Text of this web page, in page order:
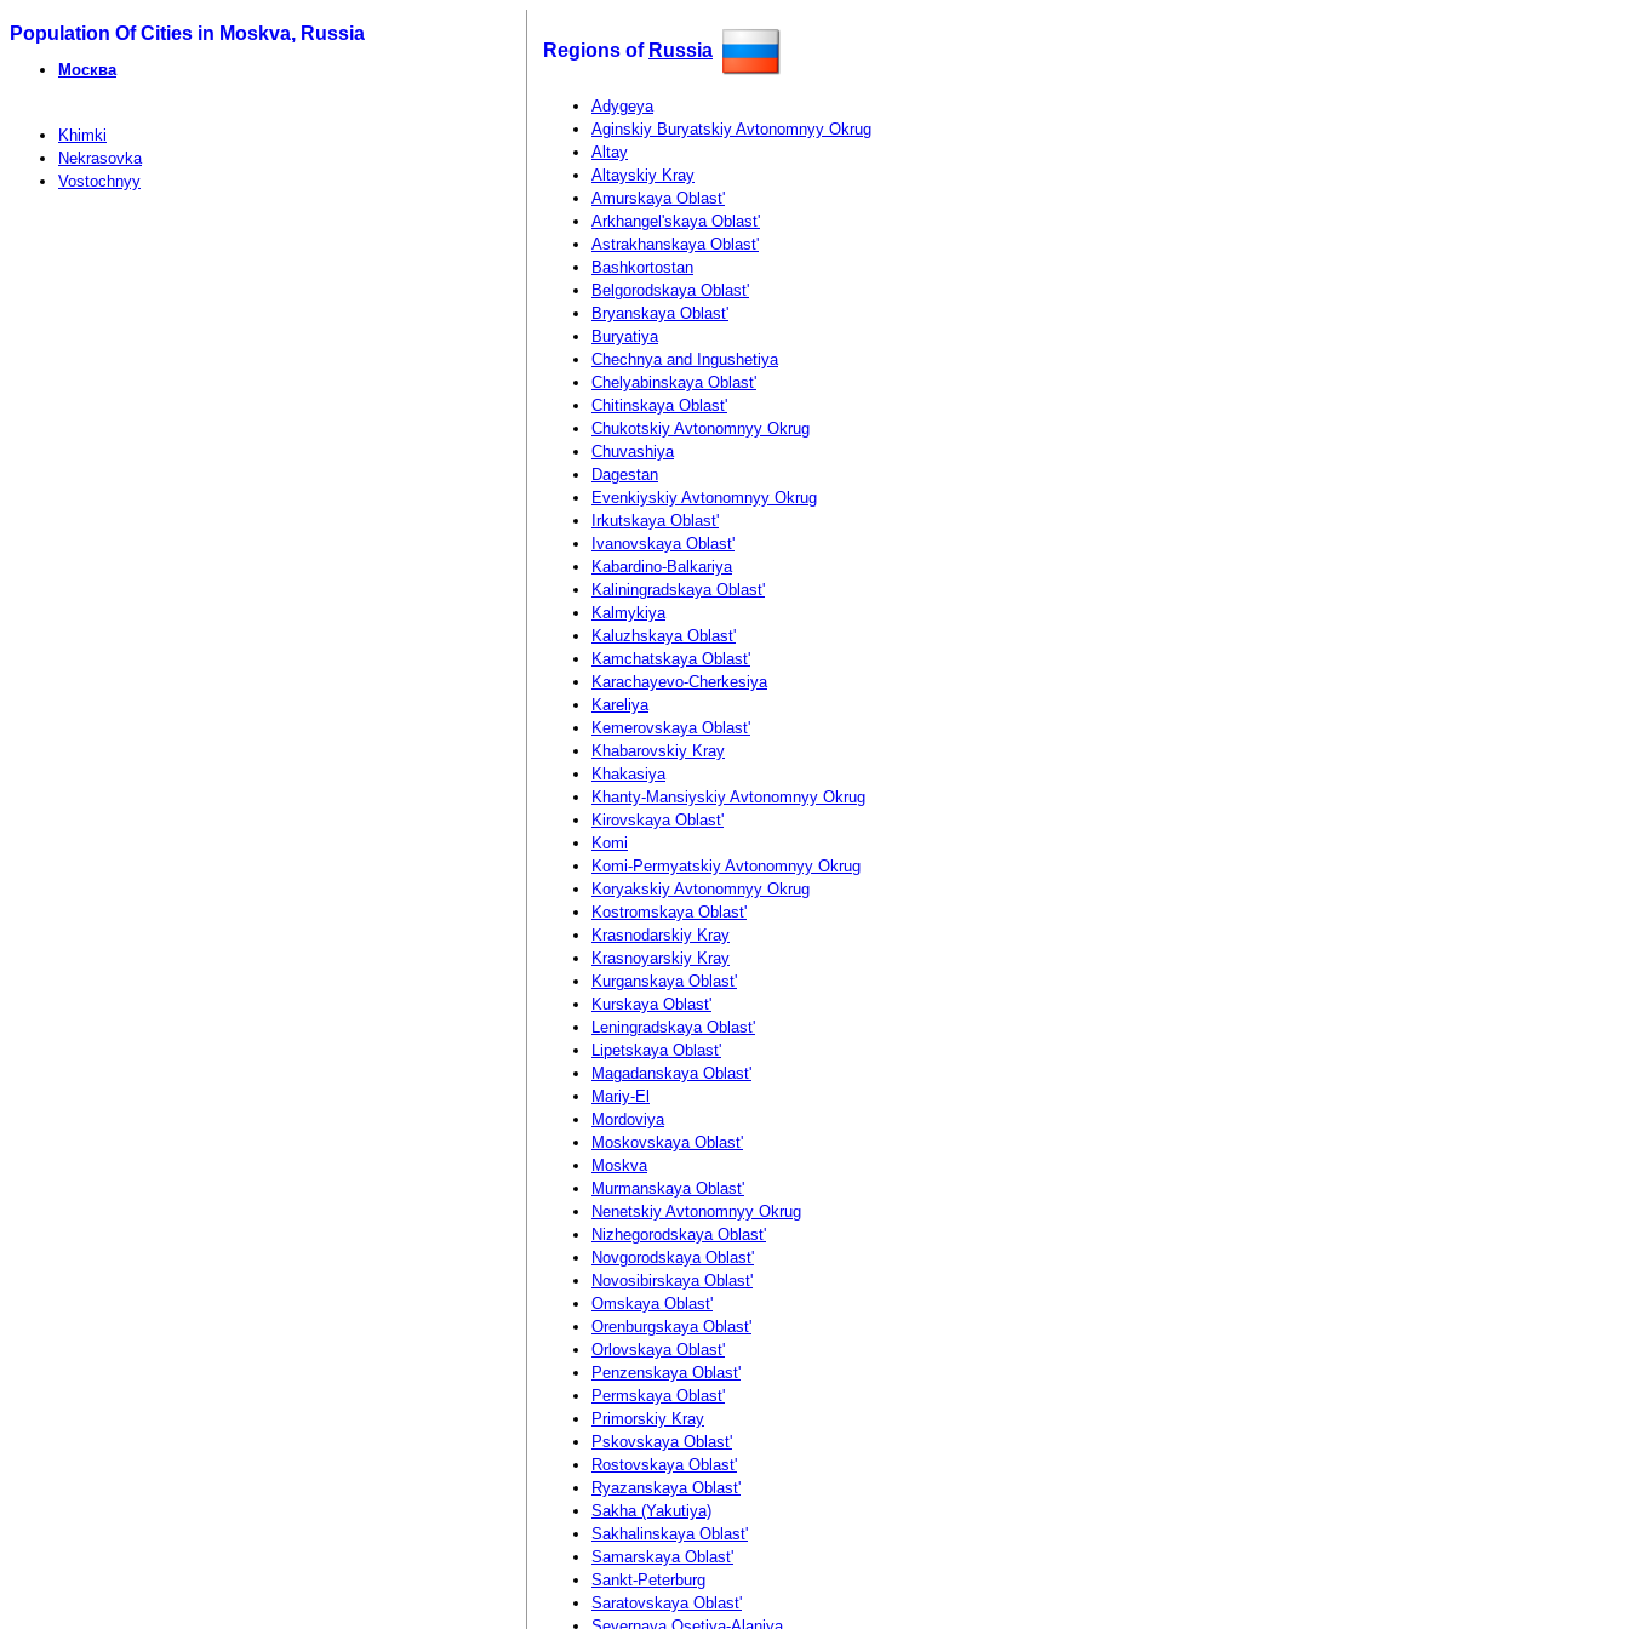
Population Of Cities in Moskva, Russia
Москва
Khimki
Nekrasovka
Vostochnyy
Regions of Russia
Adygeya
Aginskiy Buryatskiy Avtonomnyy Okrug
Altay
Altayskiy Kray
Amurskaya Oblast'
Arkhangel'skaya Oblast'
Astrakhanskaya Oblast'
Bashkortostan
Belgorodskaya Oblast'
Bryanskaya Oblast'
Buryatiya
Chechnya and Ingushetiya
Chelyabinskaya Oblast'
Chitinskaya Oblast'
Chukotskiy Avtonomnyy Okrug
Chuvashiya
Dagestan
Evenkiyskiy Avtonomnyy Okrug
Irkutskaya Oblast'
Ivanovskaya Oblast'
Kabardino-Balkariya
Kaliningradskaya Oblast'
Kalmykiya
Kaluzhskaya Oblast'
Kamchatskaya Oblast'
Karachayevo-Cherkesiya
Kareliya
Kemerovskaya Oblast'
Khabarovskiy Kray
Khakasiya
Khanty-Mansiyskiy Avtonomnyy Okrug
Kirovskaya Oblast'
Komi
Komi-Permyatskiy Avtonomnyy Okrug
Koryakskiy Avtonomnyy Okrug
Kostromskaya Oblast'
Krasnodarskiy Kray
Krasnoyarskiy Kray
Kurganskaya Oblast'
Kurskaya Oblast'
Leningradskaya Oblast'
Lipetskaya Oblast'
Magadanskaya Oblast'
Mariy-El
Mordoviya
Moskovskaya Oblast'
Moskva
Murmanskaya Oblast'
Nenetskiy Avtonomnyy Okrug
Nizhegorodskaya Oblast'
Novgorodskaya Oblast'
Novosibirskaya Oblast'
Omskaya Oblast'
Orenburgskaya Oblast'
Orlovskaya Oblast'
Penzenskaya Oblast'
Permskaya Oblast'
Primorskiy Kray
Pskovskaya Oblast'
Rostovskaya Oblast'
Ryazanskaya Oblast'
Sakha (Yakutiya)
Sakhalinskaya Oblast'
Samarskaya Oblast'
Sankt-Peterburg
Saratovskaya Oblast'